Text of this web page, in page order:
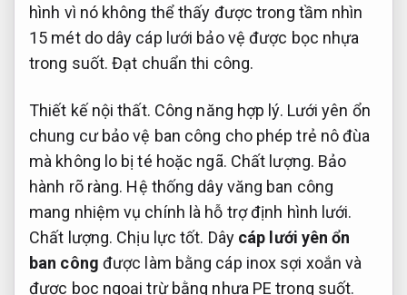
hình vì nó không thể thấy được trong tầm nhìn
15 mét do dây cáp lưới bảo vệ được bọc nhựa
trong suốt.Đạt chuẩn thi công.
Thiết kế nội thất. Công năng hợp lý. Lưới yên ổn
chung cư bảo vệ ban công cho phép trẻ nô đùa
mà không lo bị té hoặc ngã. Chất lượng. Bảo
hành rõ ràng. Hệ thống dây văng ban công
mang nhiệm vụ chính là hỗ trợ định hình lưới.
Chất lượng. Chịu lực tốt. Dây cáp lưới yên ổn
ban công được làm bằng cáp inox sợi xoắn và
được bọc ngoại trừ bằng nhựa PE trong suốt.